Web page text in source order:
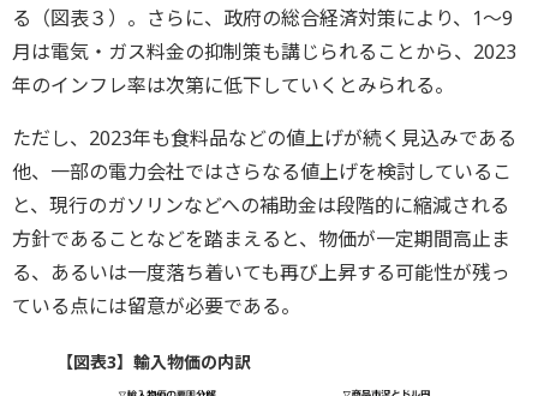
る（図表３）。さらに、政府の総合経済対策により、1～9
月は電気・ガス料金の抑制策も講じられることから、2023
年のインフレ率は次第に低下していくとみられる。
ただし、2023年も食料品などの値上げが続く見込みである
他、一部の電力会社ではさらなる値上げを検討しているこ
と、現行のガソリンなどへの補助金は段階的に縮減される
方針であることなどを踏まえると、物価が一定期間高止ま
る、あるいは一度落ち着いても再び上昇する可能性が残っ
ている点には留意が必要である。
【図表3】輸入物価の内訳